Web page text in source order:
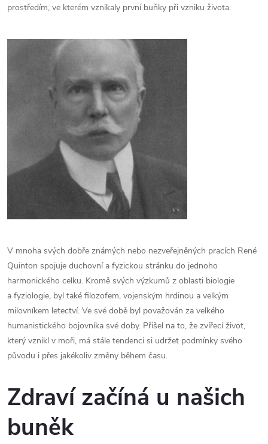
prostředím, ve kterém vznikaly první buňky při vzniku života.
V mnoha svých dobře známých nebo nezveřejněných pracích René
Quinton spojuje duchovní a fyzickou stránku do jednoho
harmonického celku. Kromě svých výzkumů z oblasti biologie
a fyziologie, byl také filozofem, vojenským hrdinou a velkým
milovníkem letectví. Ve své době byl považován za velkého
humanistického bojovníka své doby. Přišel na to, že zvířecí život,
který vznikl v moři, má stále tendenci si udržet podmínky svého
původu i přes jakékoliv změny během času.
Zdraví začíná u našich
buněk